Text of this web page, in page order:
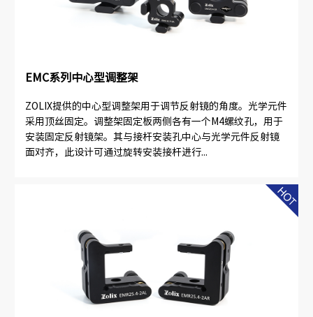
EMC系列中心型调整架
ZOLIX提供的中心型调整架用于调节反射镜的角度。光学元件
采用顶丝固定。调整架固定板两侧各有一个M4螺纹孔，用于
安装固定反射镜架。其与接杆安装孔中心与光学元件反射镜
面对齐，此设计可通过旋转安装接杆进行...